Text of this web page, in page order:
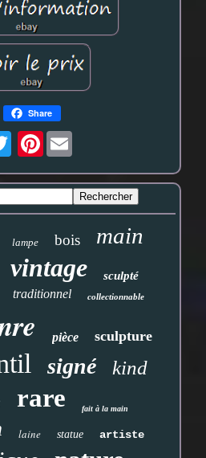
Share
Pinterest
lampe bois main
vintage sculpté
traditionnel collectionnable
pièce sculpture
signé kind
rare fait à la main
laine statue artiste